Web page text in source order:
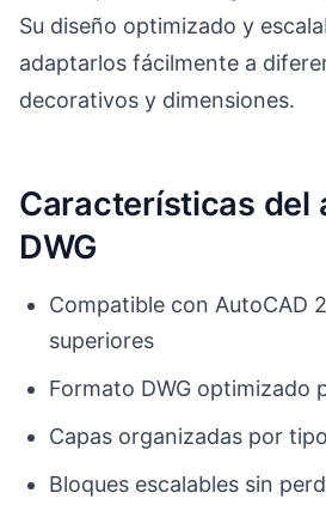
Su diseño optimizado y
adaptarlos fácilmente a
decorativos y dimensiones.
Características del
DWG
Compatible con AutoCAD
superiores
Formato DWG optimizado
Capas organizadas por
Bloques escalables sin